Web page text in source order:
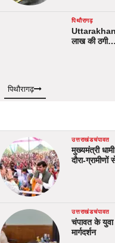
पिथौरागढ़
लाख की ठगी…
पिथौरागढ़
उत्तराखंडचंपावत
मुख्यमंत्री
दौरा-
उत्तराखंडचंपावत
चंपावत के युवा
मार्गदर्शन